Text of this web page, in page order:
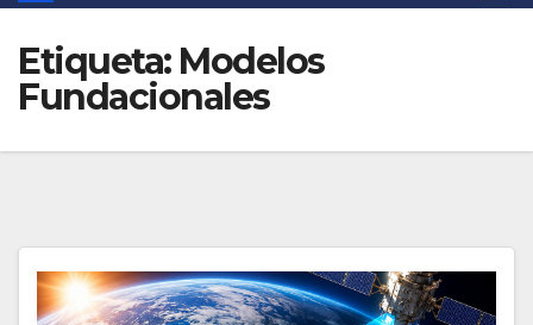
Etiqueta: Modelos
Fundacionales